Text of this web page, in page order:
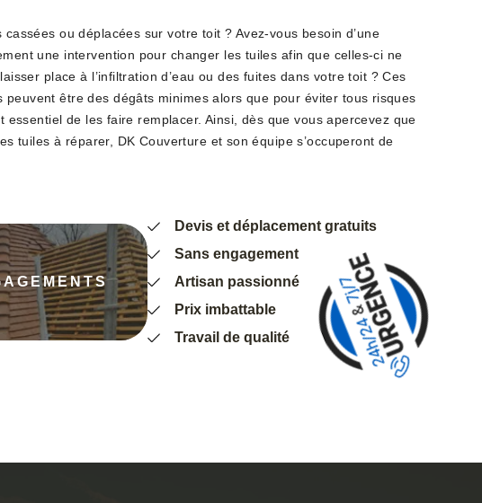
cassées ou déplacées sur votre toit ? Avez-vous besoin d’une
une intervention pour changer les tuiles afin que celles-ci ne
place à l’infiltration d’eau ou des fuites dans votre toit ? Ces
peuvent être des dégâts minimes alors que pour éviter tous risques
essentiel de les faire remplacer. Ainsi, dès que vous apercevez que
tuiles à réparer, DK Couverture et son équipe s’occuperont de
Devis et déplacement gratuits
Sans engagement
Artisan passionné
Prix imbattable
Travail de qualité